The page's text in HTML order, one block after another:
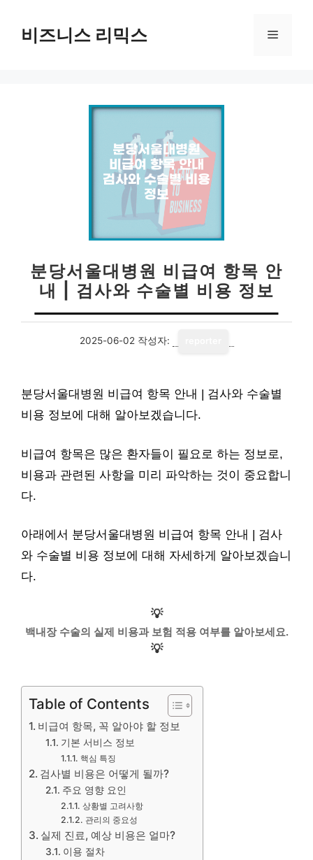
비즈니스 리믹스 메
분당서울대병원 비급여 항목 안
내 | 검사와 수술별 비용 정보
2025-06-02 작성자:
분당서울대병원 비급여 항목 안내 | 검사와 수술별
비용 정보에 대해 알아보겠습니다.
비급여 항목은 많은 환자들이 필요로 하는 정보로,
비용과 관련된 사항을 미리 파악하는 것이 중요합니
다.
아래에서 분당서울대병원 비급여 항목 안내 | 검사
와 수술별 비용 정보에 대해 자세하게 알아보겠습니
다.
💡
백내장 수술의 실제 비용과 보험 적용 여부를 알아보세요.
💡
Table of Contents
비급여 항목, 꼭 알아야 할 정보
기본 서비스 정보
핵심 특징
검사별 비용은 어떻게 될까?
주요 영향 요인
상황별 고려사항
관리의 중요성
실제 진료, 예상 비용은 얼마?
이용 절차